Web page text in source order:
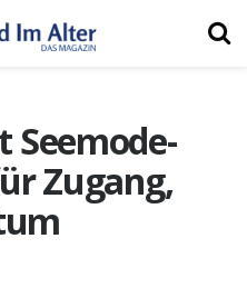
Seemode-
Zugang,